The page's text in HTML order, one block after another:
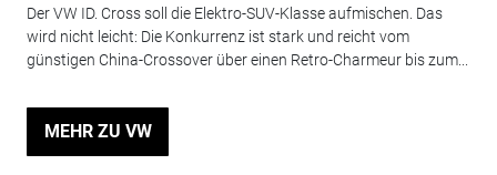
Der VW ID. Cross soll die Elektro-SUV-Klasse aufmischen. Das
wird nicht leicht: Die Konkurrenz ist stark und reicht vom
günstigen China-Crossover über einen Retro-Charmeur bis zum...
MEHR ZU VW